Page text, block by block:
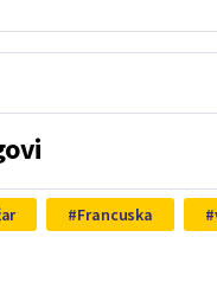
Francuska